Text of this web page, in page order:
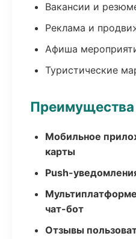
Вакансии и
Реклама и
Афиша
Туристические
Мобильное
карты
Push-
чат-бот
Отзывы